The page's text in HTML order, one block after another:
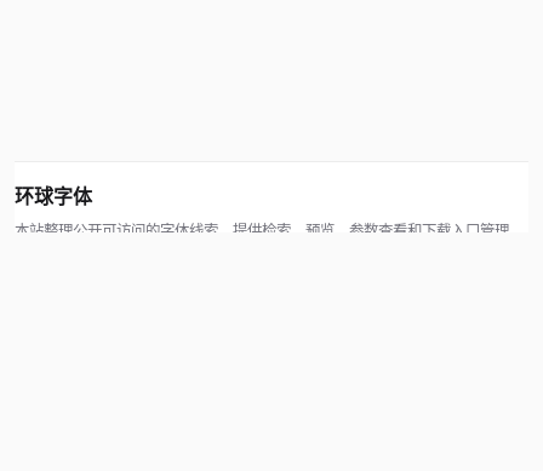
环球字体
本站整理公开可访问的字体线索，提供检索、预览、参数查看和下载入口管理。